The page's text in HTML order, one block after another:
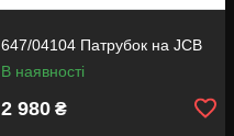
647/04104 Патрубок на JCB
В наявності
2 980 ₴